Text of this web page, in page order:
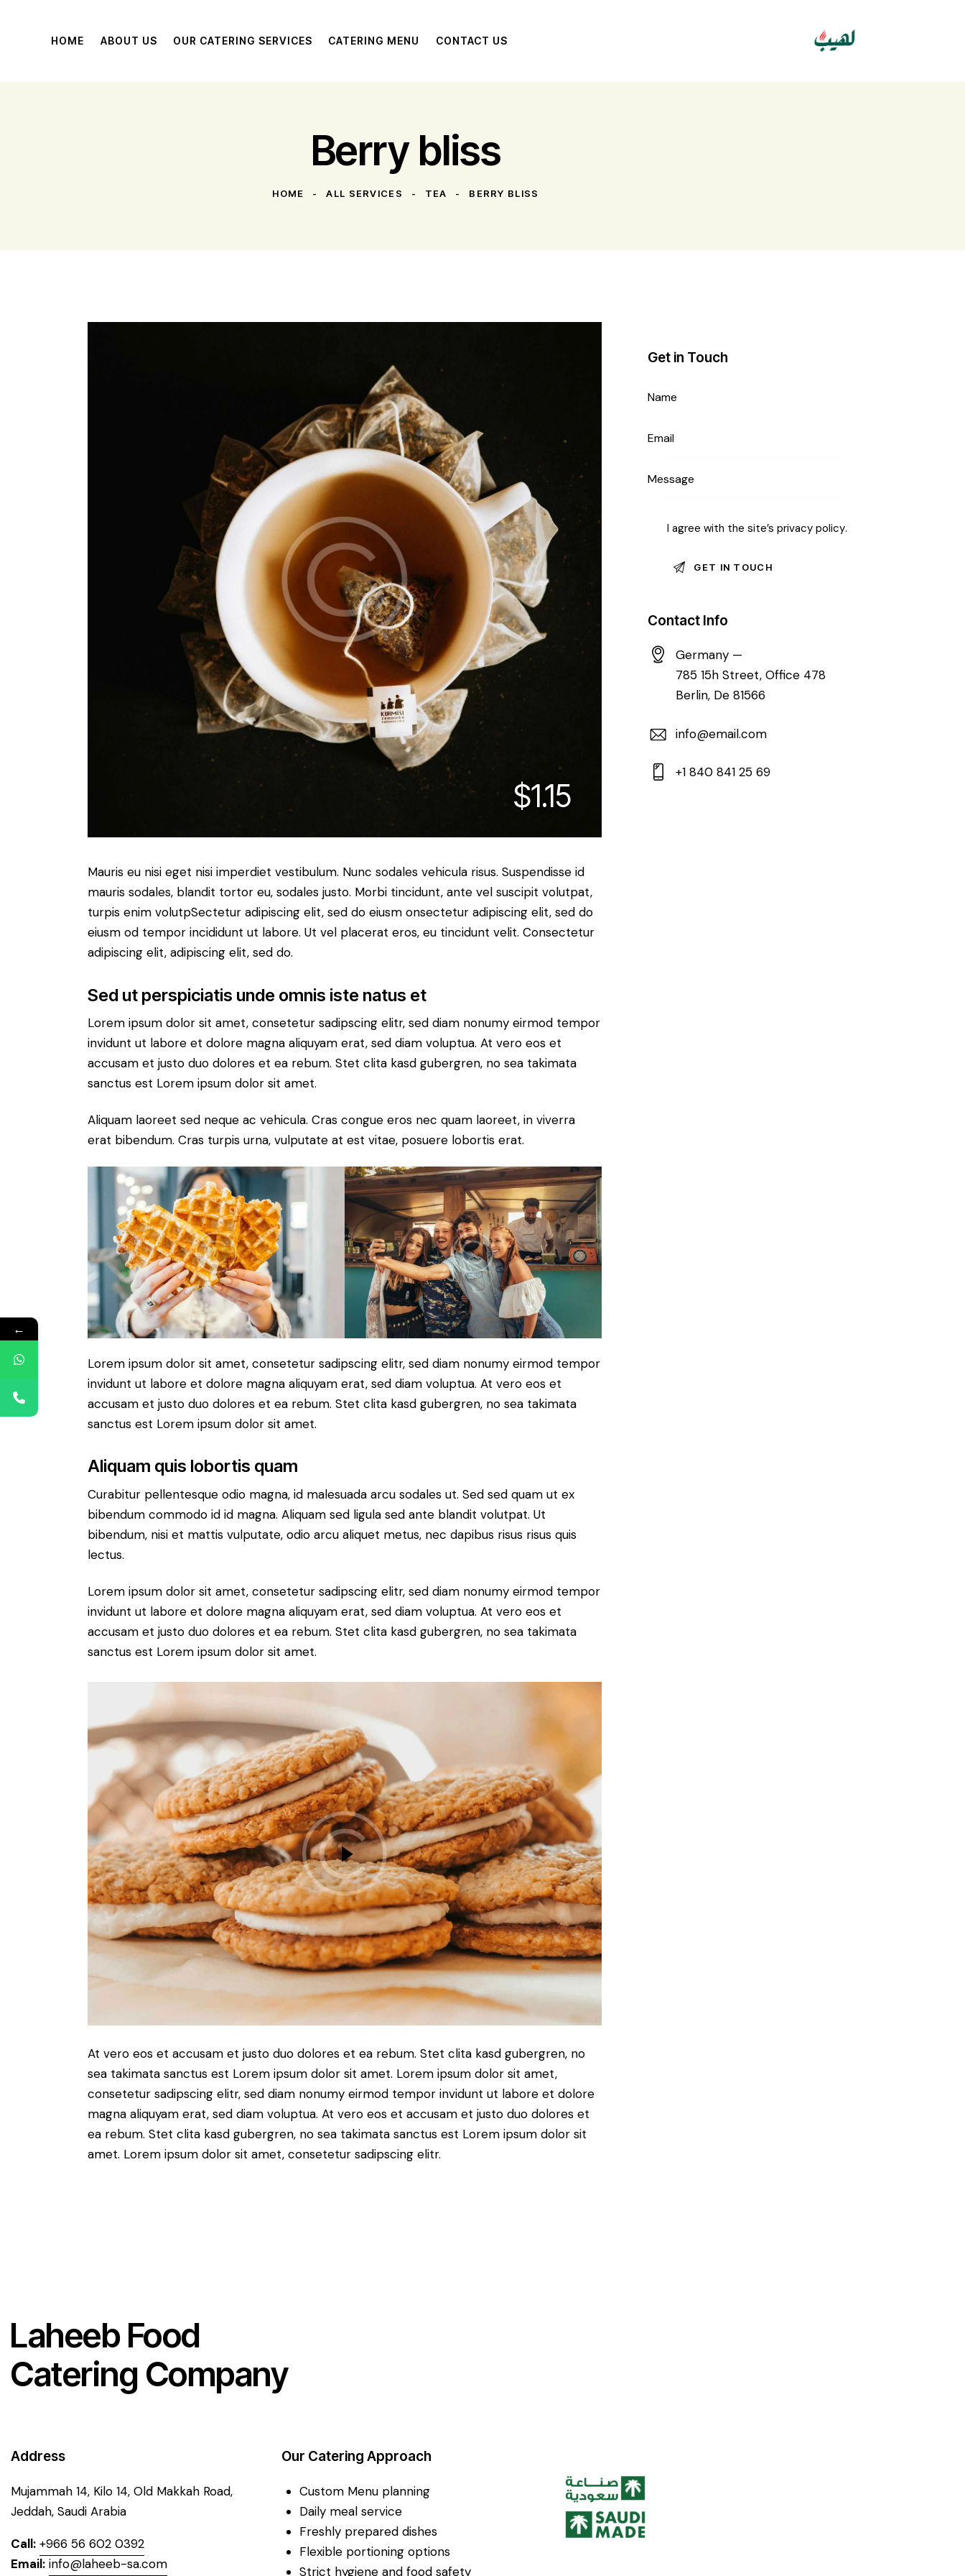
HOME ABOUT US OUR CATERING SERVICES CATERING MENU CONTACT US
Berry bliss
HOME ALL SERVICES TEA BERRY BLISS
$1.15
Mauris eu nisi eget nisi imperdiet vestibulum. Nunc sodales vehicula risus. Suspendisse id
mauris sodales, blandit tortor eu, sodales justo. Morbi tincidunt, ante vel suscipit volutpat,
turpis enim volutpSectetur adipiscing elit, sed do eiusm onsectetur adipiscing elit, sed do
eiusm od tempor incididunt ut labore. Ut vel placerat eros, eu tincidunt velit. Consectetur
adipiscing elit, adipiscing elit, sed do.
Sed ut perspiciatis unde omnis iste natus et
Lorem ipsum dolor sit amet, consetetur sadipscing elitr, sed diam nonumy eirmod tempor
invidunt ut labore et dolore magna aliquyam erat, sed diam voluptua. At vero eos et
accusam et justo duo dolores et ea rebum. Stet clita kasd gubergren, no sea takimata
sanctus est Lorem ipsum dolor sit amet.
Aliquam laoreet sed neque ac vehicula. Cras congue eros nec quam laoreet, in viverra
erat bibendum. Cras turpis urna, vulputate at est vitae, posuere lobortis erat.
Lorem ipsum dolor sit amet, consetetur sadipscing elitr, sed diam nonumy eirmod tempor
invidunt ut labore et dolore magna aliquyam erat, sed diam voluptua. At vero eos et
accusam et justo duo dolores et ea rebum. Stet clita kasd gubergren, no sea takimata
sanctus est Lorem ipsum dolor sit amet.
Aliquam quis lobortis quam
Curabitur pellentesque odio magna, id malesuada arcu sodales ut. Sed sed quam ut ex
bibendum commodo id id magna. Aliquam sed ligula sed ante blandit volutpat. Ut
bibendum, nisi et mattis vulputate, odio arcu aliquet metus, nec dapibus risus risus quis
lectus.
Lorem ipsum dolor sit amet, consetetur sadipscing elitr, sed diam nonumy eirmod tempor
invidunt ut labore et dolore magna aliquyam erat, sed diam voluptua. At vero eos et
accusam et justo duo dolores et ea rebum. Stet clita kasd gubergren, no sea takimata
sanctus est Lorem ipsum dolor sit amet.
At vero eos et accusam et justo duo dolores et ea rebum. Stet clita kasd gubergren, no
sea takimata sanctus est Lorem ipsum dolor sit amet. Lorem ipsum dolor sit amet,
consetetur sadipscing elitr, sed diam nonumy eirmod tempor invidunt ut labore et dolore
magna aliquyam erat, sed diam voluptua. At vero eos et accusam et justo duo dolores et
ea rebum. Stet clita kasd gubergren, no sea takimata sanctus est Lorem ipsum dolor sit
amet. Lorem ipsum dolor sit amet, consetetur sadipscing elitr.
Get in Touch
I agree with the site’sprivacy policy.
Contact Info
Germany —
785 15h Street, Office 478
Berlin, De 81566
info@email.com
+1 840 841 25 69
Laheeb Food
Catering Company
Address
Mujammah 14, Kilo 14, Old Makkah Road,
Jeddah, Saudi Arabia
Call: +966 56 602 0392
Email: info@laheeb-sa.com
Our Catering Approach
Custom Menu planning
Daily meal service
Freshly prepared dishes
Flexible portioning options
Strict hygiene and food safety
←